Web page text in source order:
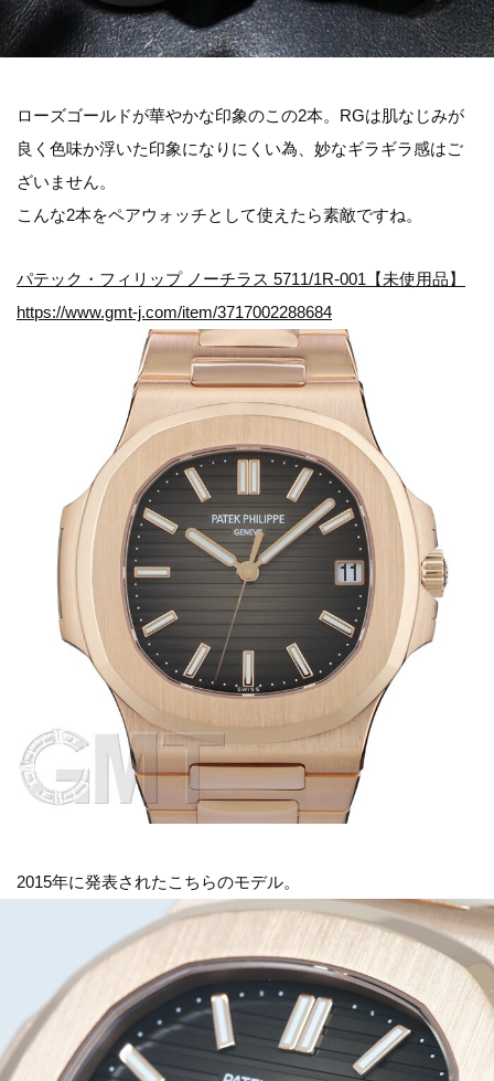
ローズゴールドが華やかな印象のこの2本。RGは肌なじみが
良く色味か浮いた印象になりにくい為、妙なギラギラ感はご
ざいません。
こんな2本をペアウォッチとして使えたら素敵ですね。
パテック・フィリップ ノーチラス 5711/1R-001【未使用品】
https://www.gmt-j.com/item/3717002288684
2015年に発表されたこちらのモデル。